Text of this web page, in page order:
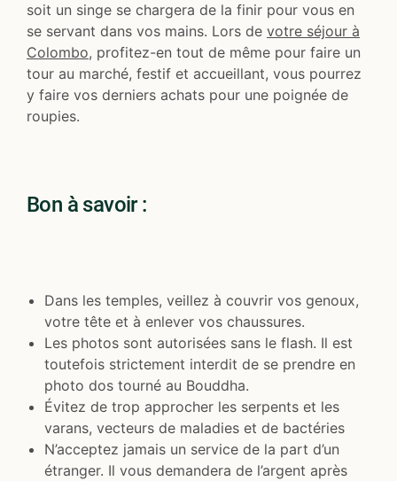
soit un singe se chargera de la finir pour vous en
se servant dans vos mains. Lors de votre séjour à
Colombo, profitez-en tout de même pour faire un
tour au marché, festif et accueillant, vous pourrez
y faire vos derniers achats pour une poignée de
roupies.
Bon à savoir :
Dans les temples, veillez à couvrir vos genoux,
votre tête et à enlever vos chaussures.
Les photos sont autorisées sans le flash. Il est
toutefois strictement interdit de se prendre en
photo dos tourné au Bouddha.
Évitez de trop approcher les serpents et les
varans, vecteurs de maladies et de bactéries
N’acceptez jamais un service de la part d’un
étranger. Il vous demandera de l’argent après